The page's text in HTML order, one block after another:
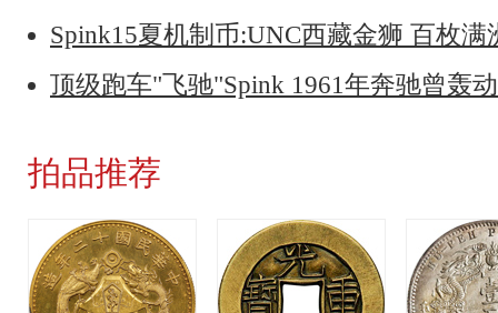
Spink15夏机制币:UNC西藏金狮 百枚
顶级跑车"飞驰"Spink 1961年奔驰曾轰
拍品推荐